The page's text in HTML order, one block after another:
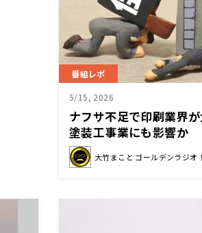
番組レポ
5/15, 2026
ナフサ不足で印刷業界
塗装工事業にも影響か
大竹まこと ゴールデンラジオ！